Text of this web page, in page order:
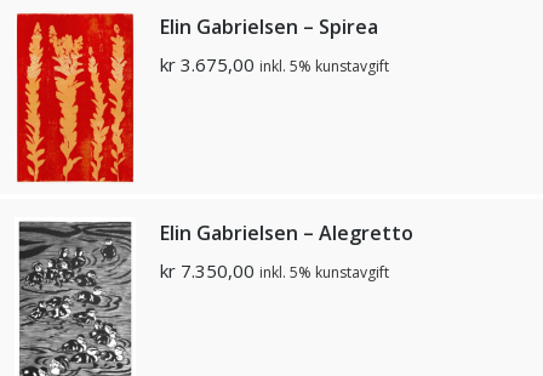
Elin Gabrielsen – Spirea
kr 3.675,00 inkl. 5% kunstavgift
Elin Gabrielsen – Alegretto
kr 7.350,00 inkl. 5% kunstavgift